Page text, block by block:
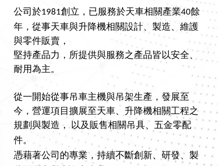
公司於1981創立， 已服務於天車相關產業40餘
年，從事天車與升降機相關設計、製造、維護
與零件販賣，
堅持產品力，所提供與服務之產品皆以安全、
耐用為主。
從一開始從事吊車主機與吊架生產，發展至
今，營運項目擴展至天車、升降機相關工程之
規劃與製造，
以及販售相關吊具、五金零配
件。
憑藉著公司的專業，持續不斷創新、研發、製